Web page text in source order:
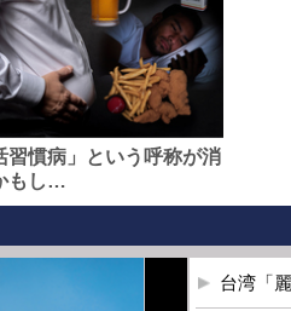
習慣病」という呼称が消
もし…
台湾「